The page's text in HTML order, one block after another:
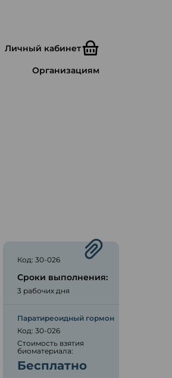
Личный кабинет
Организациям
Код: 30-026
Сроки выполнения:
3 рабочих дня
Паратиреоидный гормон
Код: 30-026
Стоимость взятия
биоматериала:
Бесплатно